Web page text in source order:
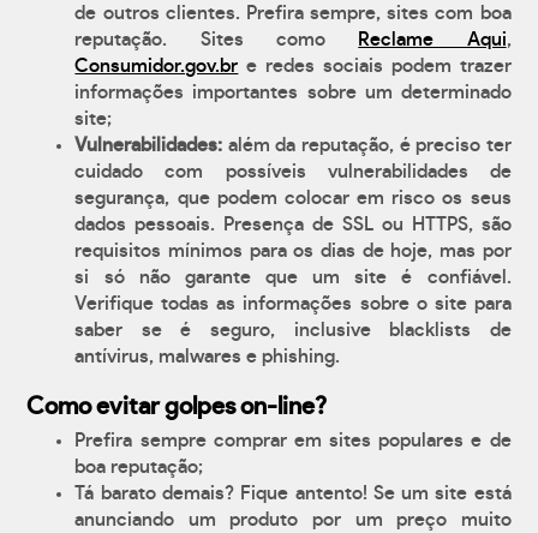
de outros clientes. Prefira sempre, sites com boa
reputação. Sites como
Reclame Aqui,
Consumidor.gov.br e redes sociais podem trazer
informações importantes sobre um determinado
site;
Vulnerabilidades: além da reputação, é preciso ter
cuidado com possíveis vulnerabilidades de
segurança, que podem colocar em risco os seus
dados pessoais. Presença de SSL ou HTTPS, são
requisitos mínimos para os dias de hoje, mas por
si só não garante que um site é confiável.
Verifique todas as informações sobre o site para
saber se é seguro, inclusive blacklists de
antívirus, malwares e phishing.
Como evitar golpes on-line?
Prefira sempre comprar em sites populares e de
boa reputação;
Tá barato demais? Fique antento! Se um site está
anunciando um produto por um preço muito